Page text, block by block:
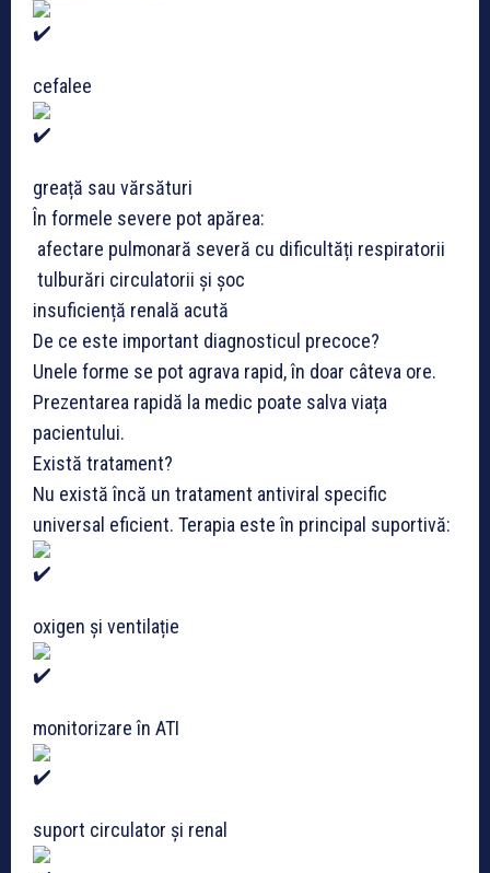
cefalee
greață sau vărsături
În formele severe pot apărea:
afectare pulmonară severă cu dificultăți respiratorii
tulburări circulatorii și șoc
insuficiență renală acută
De ce este important diagnosticul precoce?
Unele forme se pot agrava rapid, în doar câteva ore.
Prezentarea rapidă la medic poate salva viața
pacientului.
Există tratament?
Nu există încă un tratament antiviral specific
universal eficient. Terapia este în principal suportivă:
oxigen și ventilație
monitorizare în ATI
suport circulator și renal